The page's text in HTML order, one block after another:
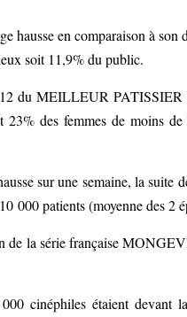
hausse en comparaison à
soit 11,9% du public.
du MEILLEUR
des femmes de moins
sur une semaine, la suite
000 patients (moyenne des 2
la série française
cinéphiles étaient devant